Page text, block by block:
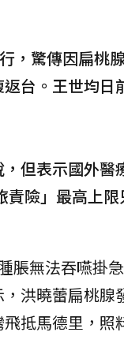
，驚傳因扁桃
台。王世均
但表示國外
責險」最高上
脹無法吞嚥掛
洪曉蕾扁桃
抵馬德里，照